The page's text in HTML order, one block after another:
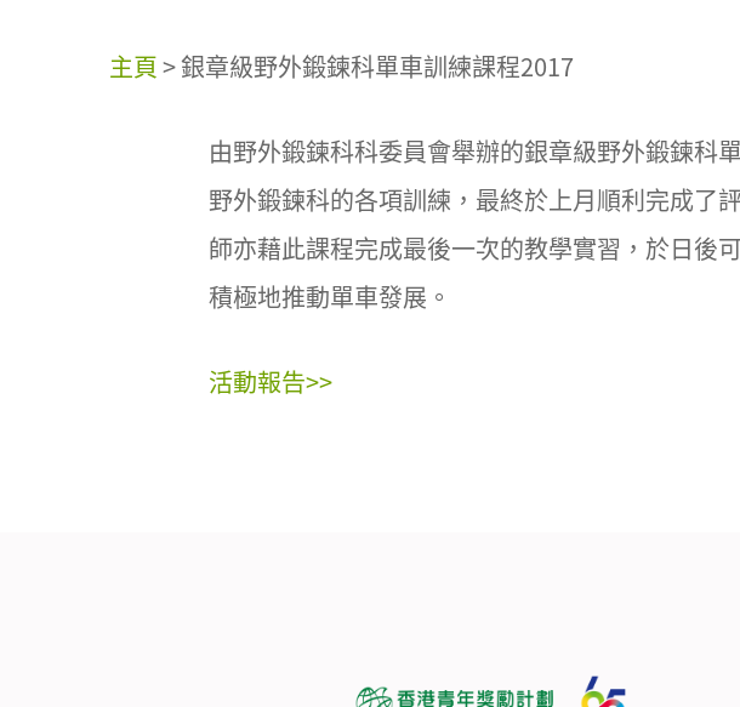
主頁>銀章級野外鍛鍊科單車訓練課程2017
由野外鍛鍊科科委員會舉辦的銀章級野外鍛鍊科
野外鍛鍊科的各項訓練，最終於上月順利完成了
師亦藉此課程完成最後一次的教學實習，於日後
積極地推動單車發展。
活動報告>>